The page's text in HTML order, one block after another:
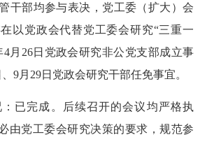
干部均参与表决，党工委（扩大）会
以党政会代替党工委会研究“三重一
4月26日党政会研究非公党支部成立事
9月29日党政会研究干部任免事宜。
完成。后续召开的会议均严格执
由党工委会研究决策的要求，规范参